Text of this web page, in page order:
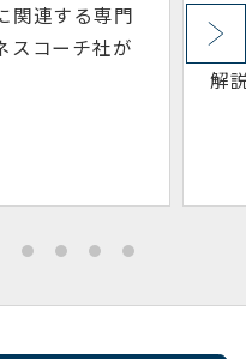
人材開発・組織開
用語について、ビ